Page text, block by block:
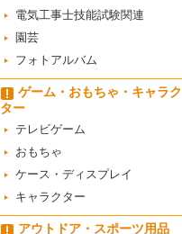
電気工事士技能試験関連
園芸
フォトアルバム
ゲーム・おもちゃ・キャラク
ター
テレビゲーム
おもちゃ
ケース・ディスプレイ
キャラクター
アウトドア・スポーツ用品